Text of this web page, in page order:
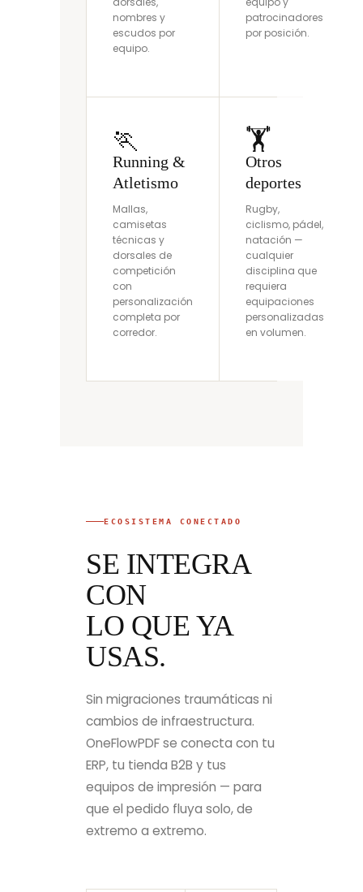
nombres y
escudos por
equipo.
patrocinadores
por posición.
🏃
Running &
Atletismo
Mallas,
camisetas
técnicas y
dorsales de
competición
con
personalización
completa por
corredor.
🏋️
Otros
deportes
Rugby,
ciclismo, pádel,
natación —
cualquier
disciplina que
requiera
equipaciones
personalizadas
en volumen.
ECOSISTEMA CONECTADO
SE INTEGRA
CON
LO QUE YA
USAS.
Sin migraciones traumáticas ni
cambios de infraestructura.
OneFlowPDF se conecta con tu
ERP, tu tienda B2B y tus
equipos de impresión — para
que el pedido fluya solo, de
extremo a extremo.